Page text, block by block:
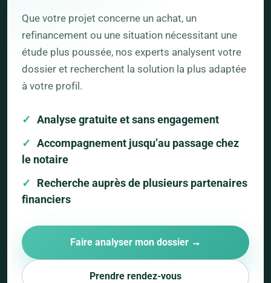
Que votre projet concerne un achat, un
refinancement ou une situation nécessitant une
étude plus poussée, nos experts analysent votre
dossier et recherchent la solution la plus adaptée
à votre profil.
Analyse gratuite et sans engagement
Accompagnement jusqu’au passage chez
le notaire
Recherche auprès de plusieurs partenaires
financiers
Faire analyser mon dossier →
Prendre rendez-vous